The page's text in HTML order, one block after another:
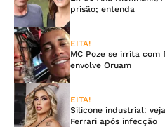
prisão; entenda
EITA!
MC Poze se irrita com
envolve Oruam
EITA!
Silicone industrial:
Ferrari após infecção